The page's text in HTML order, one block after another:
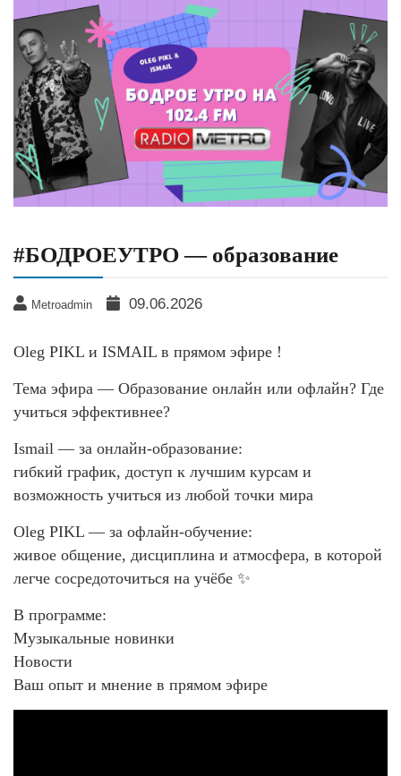
#БОДРОЕУТРО — образование
Metroadmin 09.06.2026
Oleg PIKL и ISMAIL в прямом эфире !
Тема эфира — Образование онлайн или офлайн? Где
учиться эффективнее?
Ismail — за онлайн-образование:
гибкий график, доступ к лучшим курсам и
возможность учиться из любой точки мира
Oleg PIKL — за офлайн-обучение:
живое общение, дисциплина и атмосфера, в которой
легче сосредоточиться на учёбе ✨
В программе:
Музыкальные новинки
Новости
Ваш опыт и мнение в прямом эфире